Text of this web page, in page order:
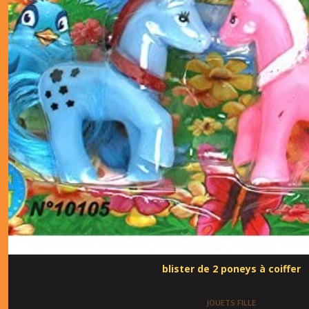
blister de 2 poneys à coiffer
JOUETS FILLE